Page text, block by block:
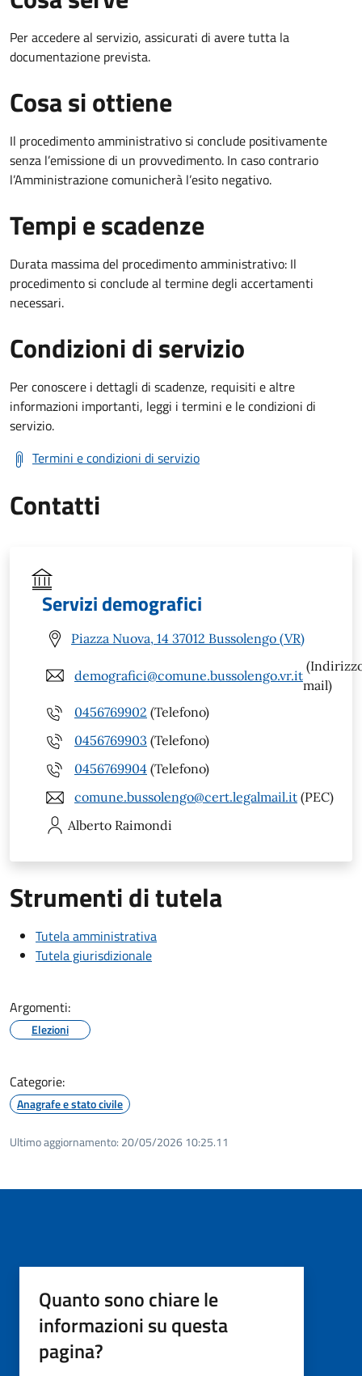
Per accedere al servizio, assicurati di avere tutta la
documentazione prevista.
Cosa si ottiene
Il procedimento amministrativo si conclude positivamente
senza l’emissione di un provvedimento. In caso contrario
l’Amministrazione comunicherà l’esito negativo.
Tempi e scadenze
Durata massima del procedimento amministrativo: Il
procedimento si conclude al termine degli accertamenti
necessari.
Condizioni di servizio
Per conoscere i dettagli di scadenze, requisiti e altre
informazioni importanti, leggi i termini e le condizioni di
servizio.
Termini e condizioni di servizio
Contatti
Servizi demografici
Piazza Nuova, 14 37012 Bussolengo (VR)
demografici@comune.bussolengo.vr.it
mail)
0456769902 (Telefono)
0456769903 (Telefono)
0456769904 (Telefono)
comune.bussolengo@cert.legalmail.it (PEC)
Alberto Raimondi
Strumenti di tutela
Tutela amministrativa
Tutela giurisdizionale
Argomenti:
Elezioni
Categorie:
Anagrafe e stato civile
Ultimo aggiornamento: 20/05/2026 10:25.11
Quanto sono chiare le
informazioni su questa
pagina?